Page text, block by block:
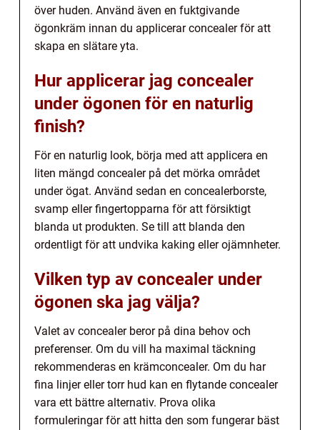
över huden. Använd även en fuktgivande
ögonkräm innan du applicerar concealer för att
skapa en slätare yta.
Hur applicerar jag concealer
under ögonen för en naturlig
finish?
För en naturlig look, börja med att applicera en
liten mängd concealer på det mörka området
under ögat. Använd sedan en concealerborste,
svamp eller fingertopparna för att försiktigt
blanda ut produkten. Se till att blanda den
ordentligt för att undvika kaking eller ojämnheter.
Vilken typ av concealer under
ögonen ska jag välja?
Valet av concealer beror på dina behov och
preferenser. Om du vill ha maximal täckning
rekommenderas en krämconcealer. Om du har
fina linjer eller torr hud kan en flytande concealer
vara ett bättre alternativ. Prova olika
formuleringar för att hitta den som fungerar bäst